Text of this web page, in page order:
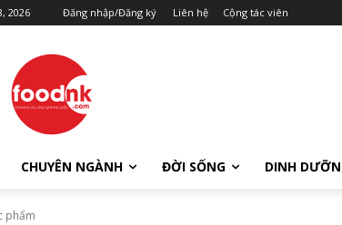
2026 Đăng nhập/Đăng ký Liên hệ Cộng tác viên
CHUYÊN NGÀNH ĐỜI SỐNG DINH
phẩm